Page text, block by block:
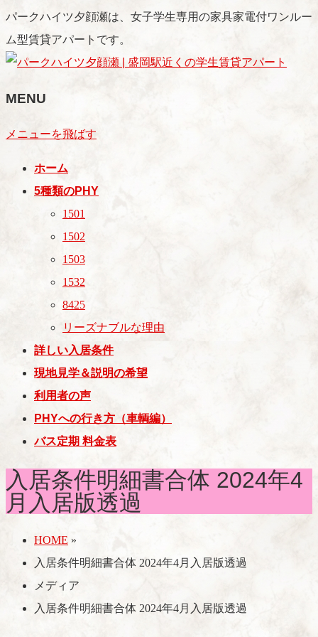
パークハイツ夕顔瀬は、女子学生専用の家具家電付ワンルー
ム型賃貸アパートです。
MENU
メニューを飛ばす
ホーム
5種類のPHY
1501
1502
1503
1532
8425
リーズナブルな理由
詳しい入居条件
現地見学＆説明の希望
利用者の声
PHYへの行き方（車輌編）
バス定期 料金表
入居条件明細書合体 2024年4
月入居版透過
HOME »
入居条件明細書合体 2024年4月入居版透過
メディア
入居条件明細書合体 2024年4月入居版透過